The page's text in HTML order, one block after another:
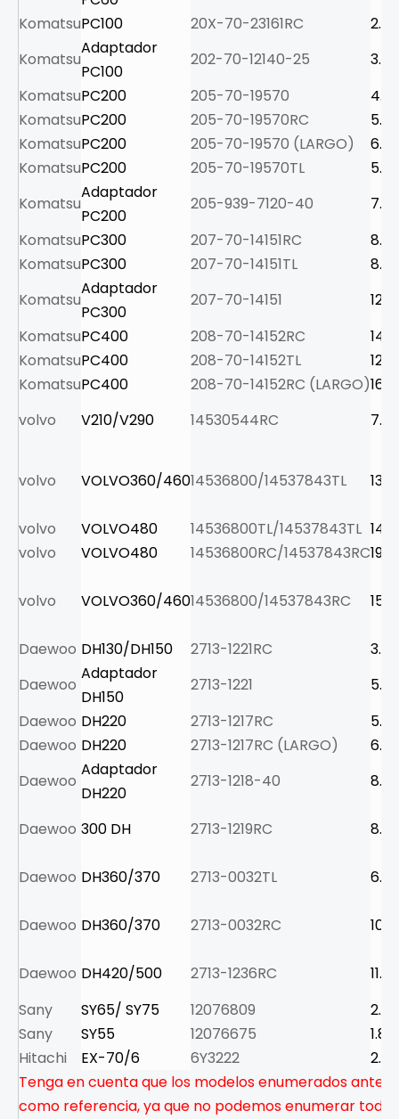
KomatsuPC100 20X-70-23161RC
2.6
Komatsu
Adaptador
PC100
202-70-12140-25
3.3
KomatsuPC200 205-70-19570
4.5
KomatsuPC200 205-70-19570RC
5.1
KomatsuPC200 205-70-19570 (LARGO)
6.1
KomatsuPC200 205-70-19570TL
5.4
Komatsu
Adaptador
PC200
205-939-7120-40
7.3
KomatsuPC300 207-70-14151RC
8.5
KomatsuPC300 207-70-14151TL
8.3
Komatsu
Adaptador
PC300
207-70-14151
12.5
KomatsuPC400 208-70-14152RC
14
KomatsuPC400 208-70-14152TL
12.4
KomatsuPC400 208-70-14152RC (LARGO)16.3
volvo
V210/V290 14530544RC 7.5
volvo VOLVO360/46014536800/14537843TL 13.0
volvo VOLVO480 14536800TL/14537843TL 14.7
volvo
VOLVO480 14536800RC/14537843RC19.8
volvo VOLVO360/46014536800/14537843RC 15.6
Daewoo DH130/DH150 2713-1221RC
3.9
Daewoo
Adaptador
DH150
2713-1221
5.6
Daewoo DH220 2713-1217RC
5.5
Daewoo DH220 2713-1217RC (LARGO)
6.3
Daewoo
Adaptador
DH220
2713-1218-40 8.3
Daewoo 300 DH 2713-1219RC 8.5
Daewoo DH360/370 2713-0032TL 6.6
Daewoo DH360/370 2713-0032RC 10.5
Daewoo DH420/500 2713-1236RC
11.0
Sany
SY65/ SY75 12076809
2.6
Sany
SY55 12076675
1.8
Hitachi
EX-70/6 6Y3222
2.9
Tenga en cuenta que los modelos enumerados
como referencia, ya que no podemos enumerar